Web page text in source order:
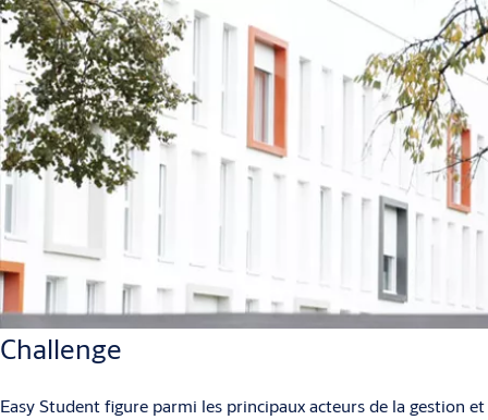
Challenge
Easy Student figure parmi les principaux acteurs de la gestion et